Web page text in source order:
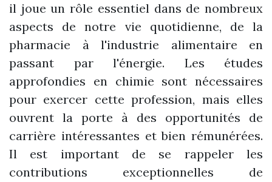
il joue un rôle essentiel dans de nombreux
aspects de notre vie quotidienne, de la
pharmacie à l'industrie alimentaire en
passant par l'énergie. Les études
approfondies en chimie sont nécessaires
pour exercer cette profession, mais elles
ouvrent la porte à des opportunités de
carrière intéressantes et bien rémunérées.
Il est important de se rappeler les
contributions exceptionnelles de